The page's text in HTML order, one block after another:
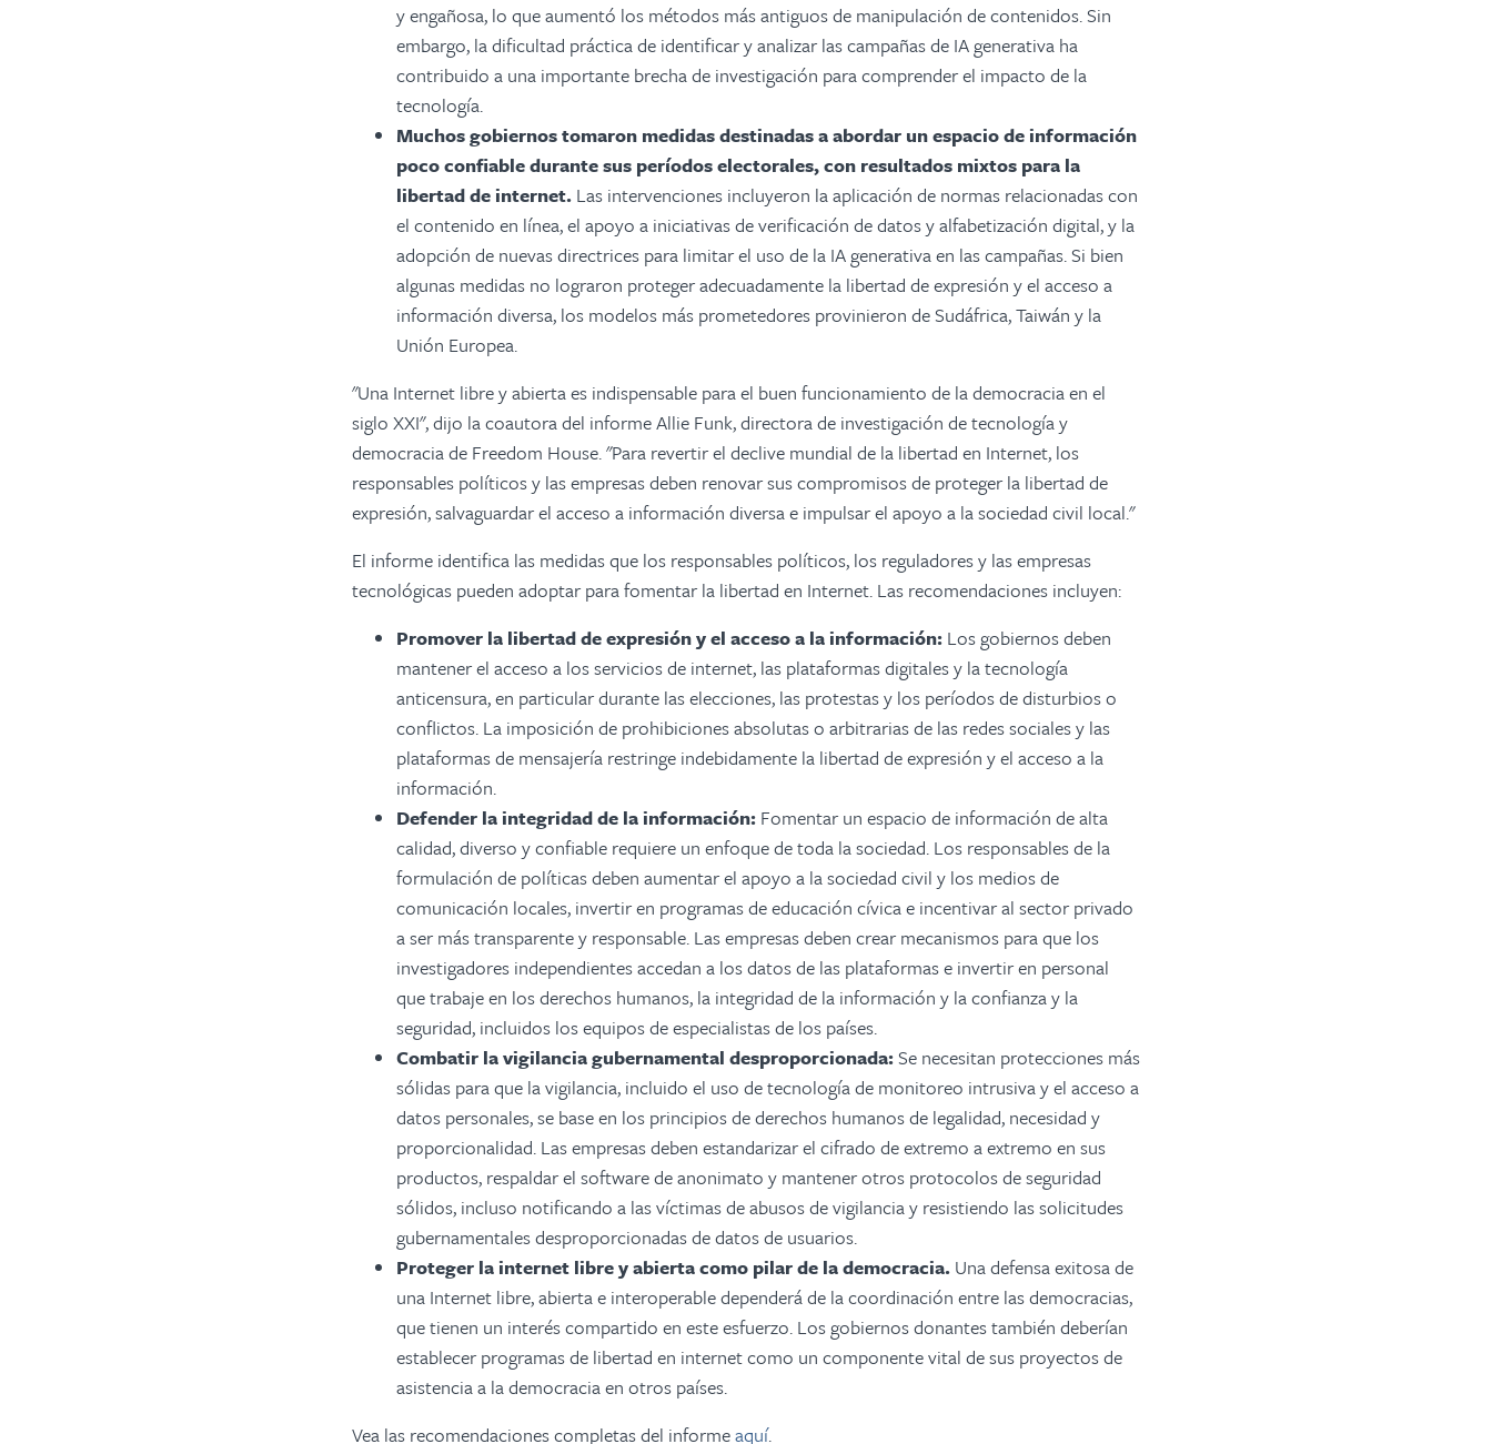
y engañosa, lo que aumentó los métodos más antiguos de manipulación de contenidos. Sin
embargo, la dificultad práctica de identificar y analizar las campañas de IA generativa ha
contribuido a una importante brecha de investigación para comprender el impacto de la
tecnología.
Muchos gobiernos tomaron medidas destinadas a abordar un espacio de información
poco confiable durante sus períodos electorales, con resultados mixtos para la
libertad de internet. Las intervenciones incluyeron la aplicación de normas relacionadas con
el contenido en línea, el apoyo a iniciativas de verificación de datos y alfabetización digital, y la
adopción de nuevas directrices para limitar el uso de la IA generativa en las campañas. Si bien
algunas medidas no lograron proteger adecuadamente la libertad de expresión y el acceso a
información diversa, los modelos más prometedores provinieron de Sudáfrica, Taiwán y la
Unión Europea.
"Una Internet libre y abierta es indispensable para el buen funcionamiento de la democracia en el
siglo XXI", dijo la coautora del informe Allie Funk, directora de investigación de tecnología y
democracia de Freedom House. "Para revertir el declive mundial de la libertad en Internet, los
responsables políticos y las empresas deben renovar sus compromisos de proteger la libertad de
expresión, salvaguardar el acceso a información diversa e impulsar el apoyo a la sociedad civil local."
El informe identifica las medidas que los responsables políticos, los reguladores y las empresas
tecnológicas pueden adoptar para fomentar la libertad en Internet. Las recomendaciones incluyen:
Promover la libertad de expresión y el acceso a la información: Los gobiernos deben
mantener el acceso a los servicios de internet, las plataformas digitales y la tecnología
anticensura, en particular durante las elecciones, las protestas y los períodos de disturbios o
conflictos. La imposición de prohibiciones absolutas o arbitrarias de las redes sociales y las
plataformas de mensajería restringe indebidamente la libertad de expresión y el acceso a la
información.
Defender la integridad de la información: Fomentar un espacio de información de alta
calidad, diverso y confiable requiere un enfoque de toda la sociedad. Los responsables de la
formulación de políticas deben aumentar el apoyo a la sociedad civil y los medios de
comunicación locales, invertir en programas de educación cívica e incentivar al sector privado
a ser más transparente y responsable. Las empresas deben crear mecanismos para que los
investigadores independientes accedan a los datos de las plataformas e invertir en personal
que trabaje en los derechos humanos, la integridad de la información y la confianza y la
seguridad, incluidos los equipos de especialistas de los países.
Combatir la vigilancia gubernamental desproporcionada:Se necesitan protecciones más
sólidas para que la vigilancia, incluido el uso de tecnología de monitoreo intrusiva y el acceso a
datos personales, se base en los principios de derechos humanos de legalidad, necesidad y
proporcionalidad. Las empresas deben estandarizar el cifrado de extremo a extremo en sus
productos, respaldar el software de anonimato y mantener otros protocolos de seguridad
sólidos, incluso notificando a las víctimas de abusos de vigilancia y resistiendo las solicitudes
gubernamentales desproporcionadas de datos de usuarios.
Proteger la internet libre y abierta como pilar de la democracia. Una defensa exitosa de
una Internet libre, abierta e interoperable dependerá de la coordinación entre las democracias,
que tienen un interés compartido en este esfuerzo. Los gobiernos donantes también deberían
establecer programas de libertad en internet como un componente vital de sus proyectos de
asistencia a la democracia en otros países.
Vea las recomendaciones completas del informeaquí.